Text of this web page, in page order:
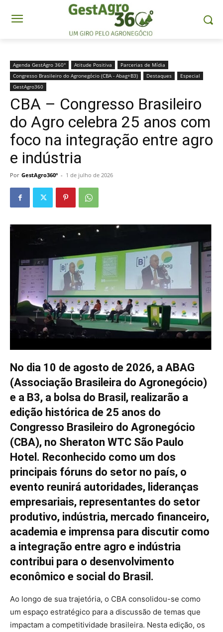
Agenda GestAgro 360° Atitude Positiva
Parcerias de Mídia
Congresso Brasileiro do Agronegócio (CBA - Abag+B3)
Destaques
Especial
GestAgro360
CBA – Congresso Brasileiro
do Agro celebra 25 anos com
foco na integração entre agro
e indústria
Por GestAgro360º - 1 de julho de 2026
No dia 10 de agosto de 2026, a ABAG
(Associação Brasileira do Agronegócio)
e a B3, a bolsa do Brasil, realizarão a
edição histórica de 25 anos do
Congresso Brasileiro do Agronegócio
(CBA), no Sheraton WTC São Paulo
Hotel. Reconhecido como um dos
principais fóruns do setor no país, o
evento reunirá autoridades, lideranças
empresariais, representantes do setor
produtivo, indústria, mercado financeiro,
academia e imprensa para discutir como
a integração entre agro e indústria
contribui para o desenvolvimento
econômico e social do Brasil.
Ao longo de sua trajetória, o CBA consolidou-se como
um espaço estratégico para a discussão de temas que
impactam a competitividade brasileira. Nesta edição, os